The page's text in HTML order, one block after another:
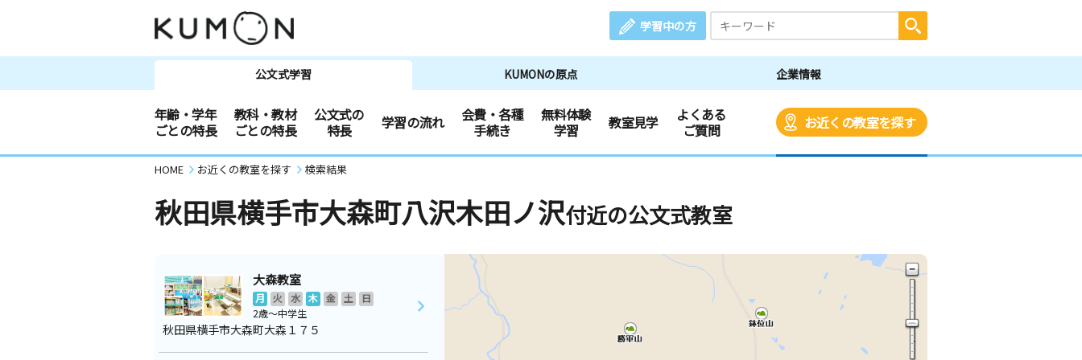
学習中の方
公文式学習 KUMONの原点 企業情報
年齢・学年
ごとの特長
教科・教材
ごとの特長
公文式の
特長
学習の流れ
会費・各種
手続き
無料体験
学習
教室見学
よくある
ご質問
お近くの教室を探す
HOME お近くの教室を探す 検索結果
秋田県横手市大森町八沢木田ノ沢付近の公文式教室
大森教室
月 火 水 木 金 土
日
2歳～中学生
秋田県横手市大森町大森１７５